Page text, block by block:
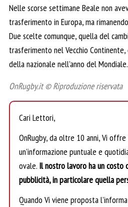
Nelle scorse settimane Beale non
trasferimento in Europa, ma
Due scelte comunque, quella del
trasferimento nel Vecchio
della nazionale nell’anno del Mondiale.
OnRugby.it © Riproduzione riservata
Cari Lettori,
OnRugby, da oltre 10 anni, Vi
un’informazione puntuale e
ovale. Il nostro lavoro ha un costo
pubblicità, in particolare quella
Quando Vi viene proposta